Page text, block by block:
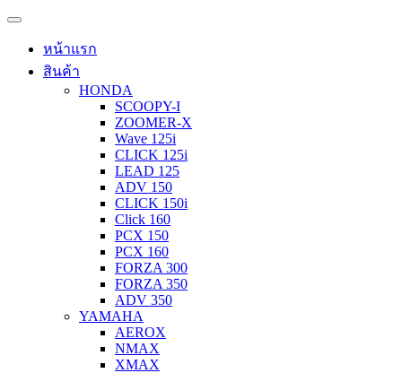
หน้าแรก
สินค้า
HONDA
SCOOPY-I
ZOOMER-X
Wave 125i
CLICK 125i
LEAD 125
ADV 150
CLICK 150i
Click 160
PCX 150
PCX 160
FORZA 300
FORZA 350
ADV 350
YAMAHA
AEROX
NMAX
XMAX